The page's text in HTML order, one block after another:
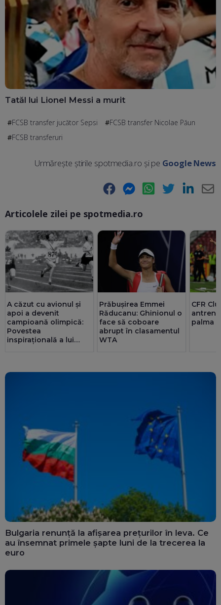
Tatăl lui Lionel Messi a murit
FCSB transfer jucător Sepsi
FCSB transfer Nicolae Păun
FCSB transferuri
Urmărește știrile spotmedia.ro și pe Google News
Facebook Messenger WhatsApp Twitter LinkedIn
Articolele zilei pe spotmedia.ro
A căzut cu avionul și
apoi a devenit
campioană olimpică:
Povestea
inspirațională a lui
Prăbușirea Emmei
Răducanu: Ghinionul o
face să coboare
abrupt în clasamentul
WTA
CFR
palma
Bulgaria renunță la afișarea prețurilor în leva. Ce
au însemnat primele șapte luni de la trecerea la
euro